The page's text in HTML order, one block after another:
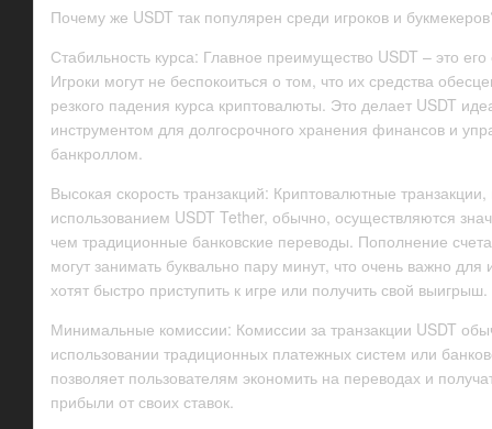
Почему же USDT так популярен среди игроков и
Стабильность курса: Главное преимущество USDT – это его
Игроки могут не беспокоиться о том, что их средства
резкого падения курса криптовалюты. Это делает USDT
инструментом для долгосрочного хранения финансов и
банкроллом.
Высокая скорость транзакций: Криптовалютные
использованием USDT Tether, обычно, осуществляются
чем традиционные банковские переводы. Пополнение
могут занимать буквально пару минут, что очень важно для
хотят быстро приступить к игре или получить свой выигрыш.
Минимальные комиссии: Комиссии за транзакции USDT
использовании традиционных платежных систем или
позволяет пользователям экономить на переводах и
прибыли от своих ставок.